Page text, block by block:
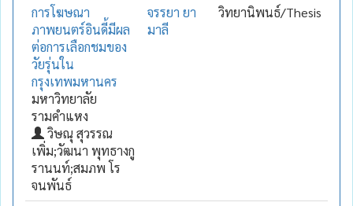
การโฆษณา
ภาพยนตร์อินดี้มีผล
ต่อการเลือกชมของ
วัยรุ่นใน
กรุงเทพมหานคร
มหาวิทยาลัย
รามคำแหง
วิษณุ สุวรรณ
เพิ่ม;วัฒนา พุทธางกู
รานนท์;สมภพ โร
จนพันธ์
จรรยา ยา
มาลี
วิทยานิพนธ์/Thesis